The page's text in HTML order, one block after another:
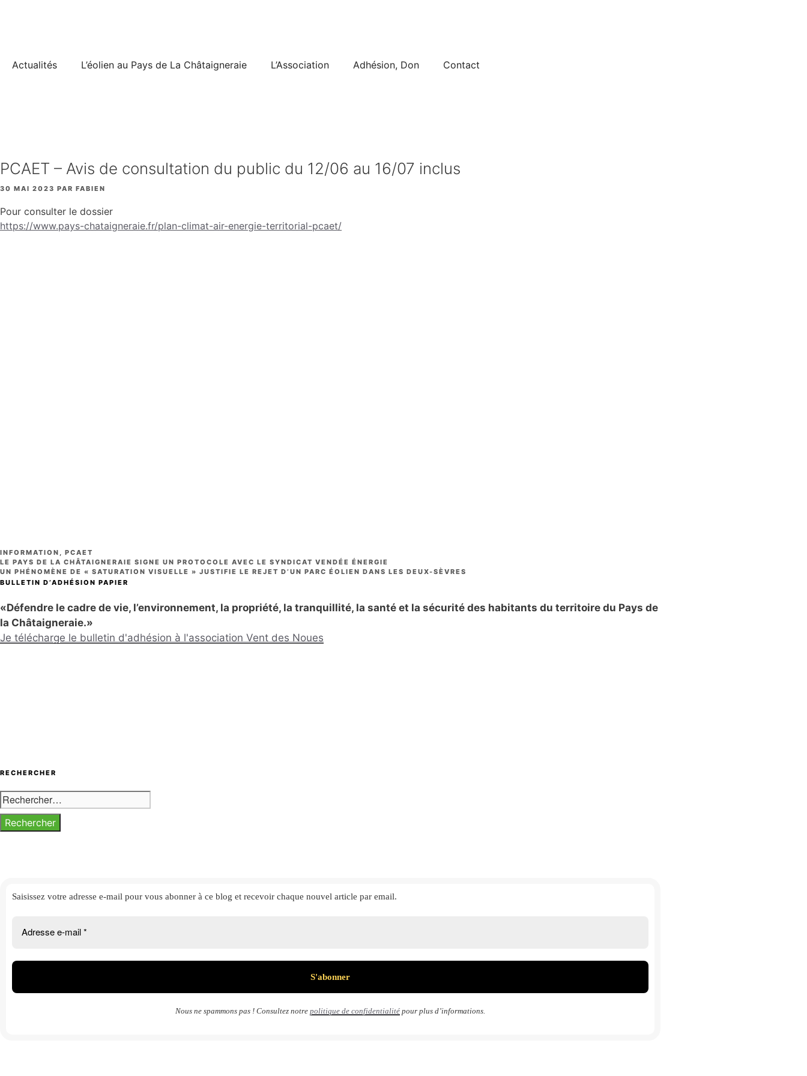
Actualités L’éolien au Pays de La Châtaigneraie L’Association Adhésion, Don Contact
PCAET – Avis de consultation du public du 12/06 au 16/07 inclus
30 MAI 2023 PAR FABIEN
Pour consulter le dossier
https://www.pays-chataigneraie.fr/plan-climat-air-energie-territorial-pcaet/
CATÉGORIES
INFORMATION , PCAET
LE PAYS DE LA CHÂTAIGNERAIE SIGNE UN PROTOCOLE AVEC LE SYNDICAT VENDÉE ÉNERGIE
UN PHÉNOMÈNE DE « SATURATION VISUELLE » JUSTIFIE LE REJET D’UN PARC ÉOLIEN DANS LES DEUX-SÈVRES
BULLETIN D’ADHÉSION PAPIER
«Défendre le cadre de vie, l’environnement, la propriété, la tranquillité, la santé et la sécurité des habitants du territoire du Pays de
la Châtaigneraie.»
Je télécharge le bulletin d'adhésion à l'association Vent des Noues
RECHERCHER
Rechercher :
Saisissez votre adresse e-mail pour vous abonner à ce blog et recevoir chaque nouvel article par email.
Nous ne spammons pas ! Consultez notre politique de confidentialité pour plus d’informations.